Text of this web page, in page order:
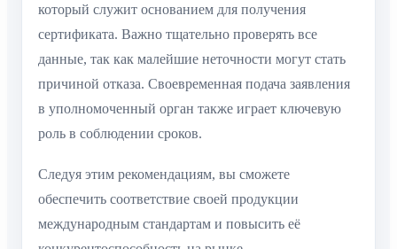
который служит основанием для получения
сертификата. Важно тщательно проверять все
данные, так как малейшие неточности могут стать
причиной отказа. Своевременная подача заявления
в уполномоченный орган также играет ключевую
роль в соблюдении сроков.
Следуя этим рекомендациям, вы сможете
обеспечить соответствие своей продукции
международным стандартам и повысить её